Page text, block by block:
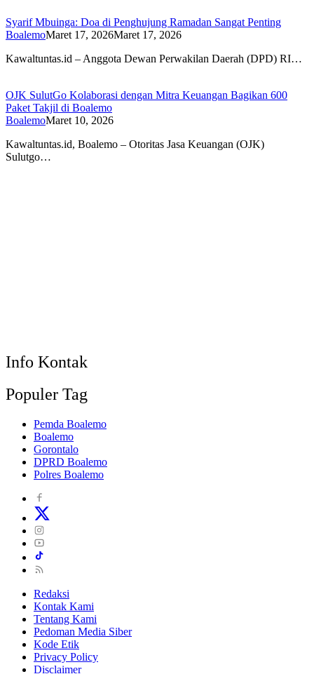
Syarif Mbuinga: Doa di Penghujung Ramadan Sangat Penting
BoalemoMaret 17, 2026Maret 17, 2026
Kawaltuntas.id – Anggota Dewan Perwakilan Daerah (DPD) RI…
OJK SulutGo Kolaborasi dengan Mitra Keuangan Bagikan 600
Paket Takjil di Boalemo
BoalemoMaret 10, 2026
Kawaltuntas.id, Boalemo – Otoritas Jasa Keuangan (OJK)
Sulutgo…
Info Kontak
Populer Tag
Pemda Boalemo
Boalemo
Gorontalo
DPRD Boalemo
Polres Boalemo
Redaksi
Kontak Kami
Tentang Kami
Pedoman Media Siber
Kode Etik
Privacy Policy
Disclaimer